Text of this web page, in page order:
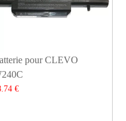
pour CLEVO
€